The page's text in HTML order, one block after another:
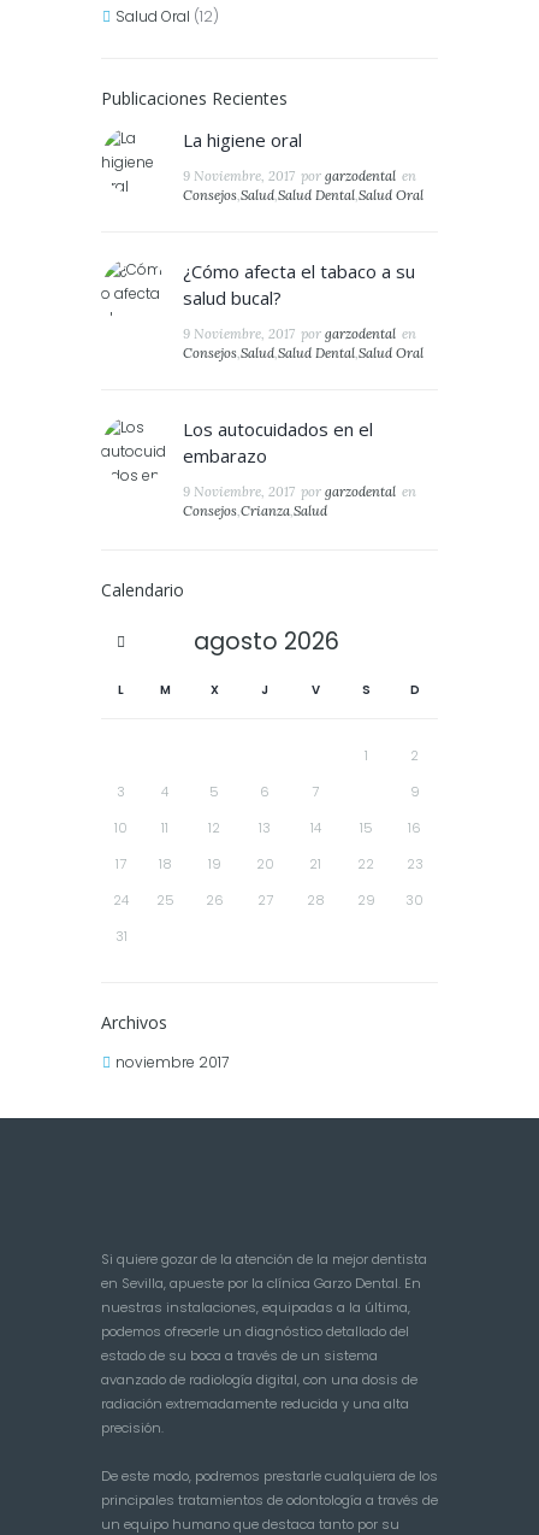
Salud Oral (12)
Publicaciones Recientes
La higiene oral
9 Noviembre, 2017 por garzodental en
Consejos,Salud,Salud Dental,Salud Oral
¿Cómo afecta el tabaco a su
salud bucal?
9 Noviembre, 2017 por garzodental en
Consejos,Salud,Salud Dental,Salud Oral
Los autocuidados en el
embarazo
9 Noviembre, 2017 por garzodental en
Consejos,Crianza,Salud
Calendario
agosto 2026
L M X J V S D
1
2
3
4 5 6 7
9
10
11 12 13 14 15
16
17
18 19 20 21 22
23
24
25 26 27 28 29
30
31
Archivos
noviembre 2017
Si quiere gozar de la atención de la mejor dentista
en Sevilla, apueste por la clínica Garzo Dental. En
nuestras instalaciones, equipadas a la última,
podemos ofrecerle un diagnóstico detallado del
estado de su boca a través de un sistema
avanzado de radiología digital, con una dosis de
radiación extremadamente reducida y una alta
precisión.
De este modo, podremos prestarle cualquiera de los
principales tratamientos de odontología a través de
un equipo humano que destaca tanto por su